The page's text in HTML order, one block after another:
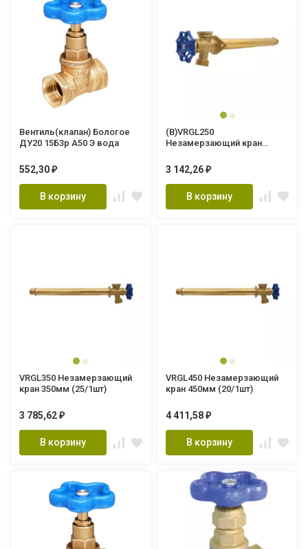
Вентиль(клапан) Бологое
ДУ20 15Б3р А50 Э вода
552,30 ₽
В корзину
(В)VRGL250
Незамерзающий кран
3 142,26 ₽
В корзину
VRGL350 Незамерзающий
кран 350мм (25/1шт)
3 785,62 ₽
В корзину
VRGL450 Незамерзающий
кран 450мм (20/1шт)
4 411,58 ₽
В корзину